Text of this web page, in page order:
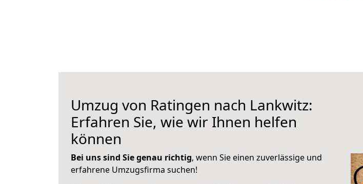
Umzug von Ratingen nach Lankwitz:
Erfahren Sie, wie wir Ihnen helfen
können
Bei uns sind Sie genau richtig, wenn Sie einen zuverlässige und
erfahrene Umzugsfirma suchen!